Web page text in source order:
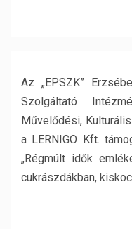
Az „EPSZK”
Szolgáltató
Művelődési,
a LERNIGO Kft.
„Régmúlt idők
cukrászdákban,